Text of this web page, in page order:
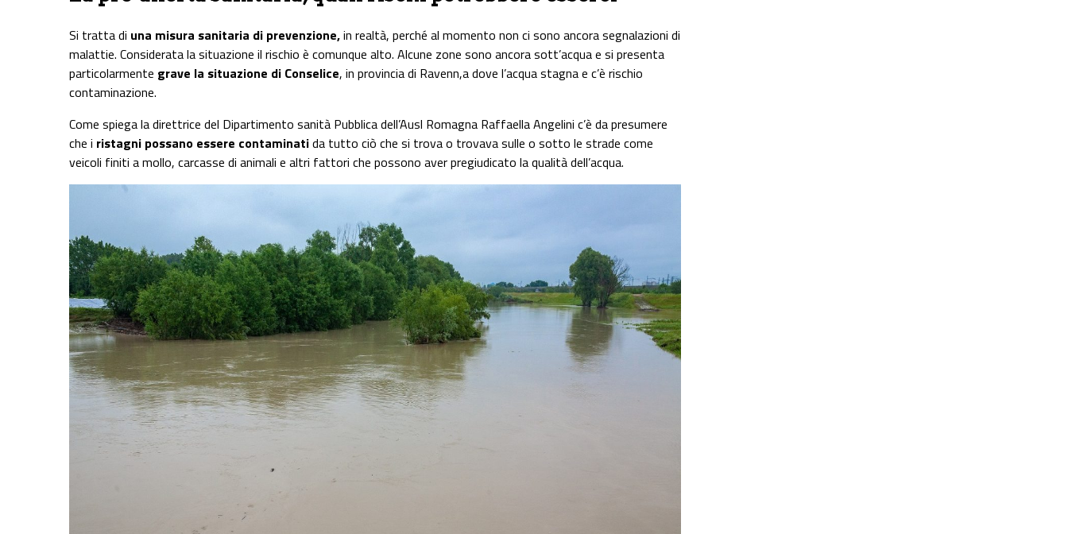
Si tratta di una misura sanitaria di prevenzione,in realtà, perché al momento non ci sono ancora segnalazioni di
malattie. Considerata la situazione il rischio è comunque alto. Alcune zone sono ancora sott’acqua e si presenta
particolarmente grave la situazione di Conselice, in provincia di Ravenn,a dove l’acqua stagna e c’è rischio
contaminazione.
Come spiega la direttrice del Dipartimento sanità Pubblica dell’Ausl Romagna Raffaella Angelini c’è da presumere
che i ristagni possano essere contaminatida tutto ciò che si trova o trovava sulle o sotto le strade come
veicoli finiti a mollo, carcasse di animali e altri fattori che possono aver pregiudicato la qualità dell’acqua.